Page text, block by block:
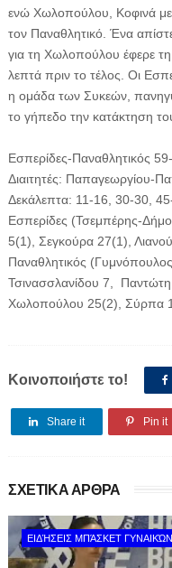
ενώ Χωλοπούλου, Κοφινά με
τον Παναθλητικό. Ένα
για τη Χωλοπούλου έφερε
λεπτά πριν το τέλος. Οι
η ομάδα των Συκεών,
το γήπεδο την κατάκτηση του
Εσπερίδες-Παναθλητικός
Διαιτητές: Παπαγεωργίου-
Δεκάλεπτα: 11-16, 30-30,
Εσπερίδες (Τσεμπέρης-
5(1), Σεγκούρα 27(1),
Παναθλητικός
Τσινασσλανίδου 7,
Χωλοπούλου 25(2), Σύρπα
Κοινοποιήστε το!
Share it Pin it
ΣΧΕΤΙΚΑ ΑΡΘΡΑ
ΕΙΔΉΣΕΙΣ ΜΠΆΣΚΕΤ ΓΥΝΑΙΚΏΝ